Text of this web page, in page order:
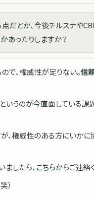
点だとか、今後チルスナや
あったりしますか？
で、権威性が足りない。信
いうのが今直面している
、権威性のある方にいかに
したら、 こちらからご連絡
）